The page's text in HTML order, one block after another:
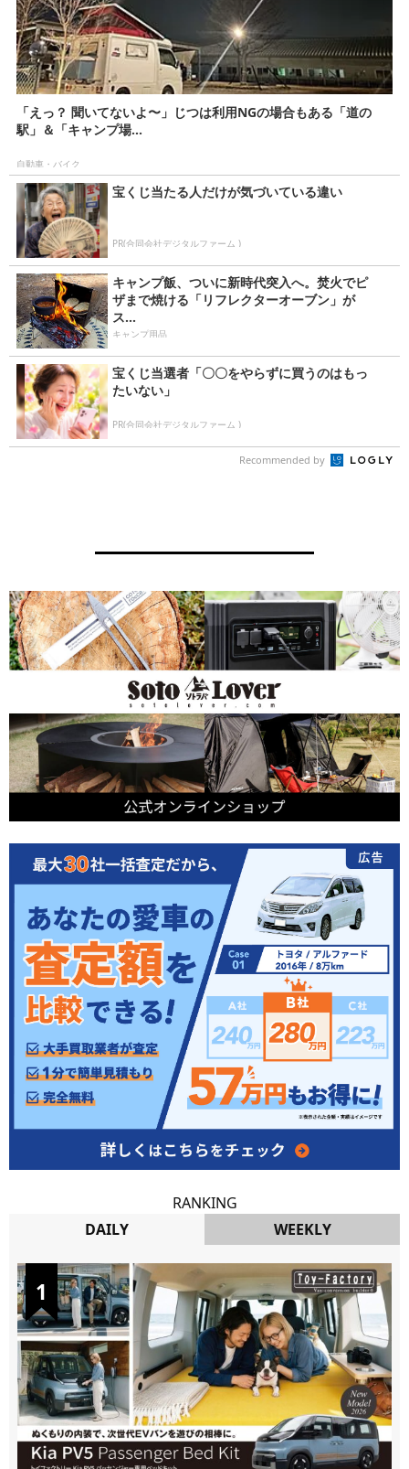
「えっ？ 聞いてないよ〜」じつは利用NGの場合もある「道の
駅」＆「キャンプ場...
自動車・バイク
宝くじ当たる人だけが気づいている違い
PR(合同会社デジタルファーム )
キャンプ飯、ついに新時代突入へ。焚火でピ
ザまで焼ける「リフレクターオーブン」が
ス...
キャンプ用品
宝くじ当選者「〇〇をやらずに買うのはもっ
たいない」
PR(合同会社デジタルファーム )
Recommended by
RANKING
DAILY
WEEKLY